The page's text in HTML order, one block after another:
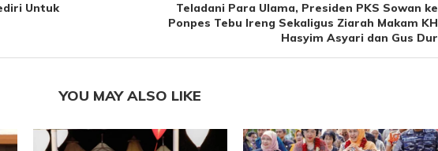
Untuk
Teladani Para Ulama, Presiden PKS Sowan ke
Ponpes Tebu Ireng Sekaligus Ziarah Makam KH
Hasyim Asyari dan Gus Dur
YOU MAY ALSO LIKE